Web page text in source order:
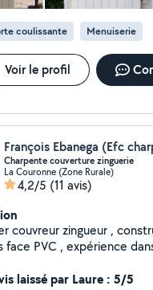
coulissante Menuiserie
Voir le profil
François Ebanega (Efc
Charpente couverture zinguerie
La Couronne (Zone Rurale)
4,2/5 (11 avis)
couvreur zingueur ,
face PVC , expérience
laissé par Laure : 5/5